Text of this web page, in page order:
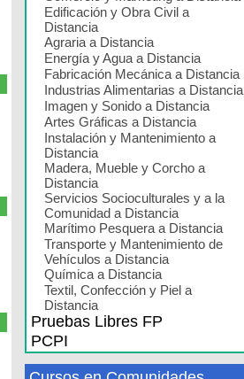
Edificación y Obra Civil a
Distancia
Agraria a Distancia
Energía y Agua a Distancia
Fabricación Mecánica a Distancia
Industrias Alimentarias a Distancia
Imagen y Sonido a Distancia
Artes Gráficas a Distancia
Instalación y Mantenimiento a
Distancia
Madera, Mueble y Corcho a
Distancia
Servicios Socioculturales y a la
Comunidad a Distancia
Marítimo Pesquera a Distancia
Transporte y Mantenimiento de
Vehículos a Distancia
Química a Distancia
Textil, Confección y Piel a
Distancia
Pruebas Libres FP
PCPI